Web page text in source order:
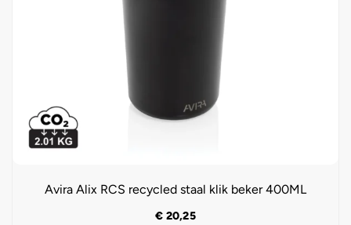
Avira Alix RCS recycled staal klik beker 400ML
€ 20,25